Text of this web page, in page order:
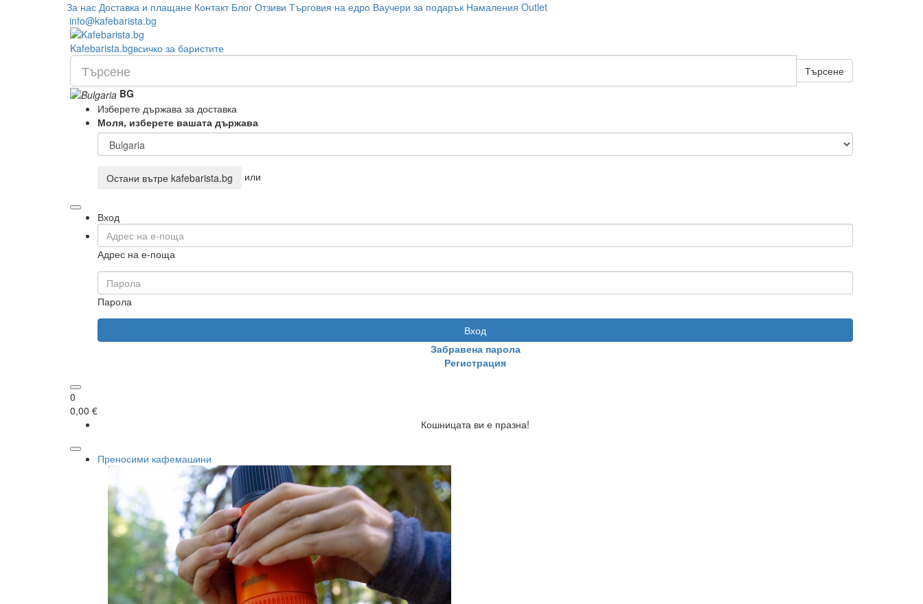
За нас Доставка и плащане Контакт Блог Отзиви Търговия на едро Ваучери за подарък Намаления Outlet
info@kafebarista.bg
Kafebarista.bgвсичко за баристите
Търсене
BG
Изберете държава за доставка
Моля, изберете вашата държава
Остани вътре kafebarista.bg или
Вход
Адрес на е-поща
Парола
Вход
Забравена парола
Регистрация
0
0,00 €
Кошницата ви е празна!
Преносими кафемашини